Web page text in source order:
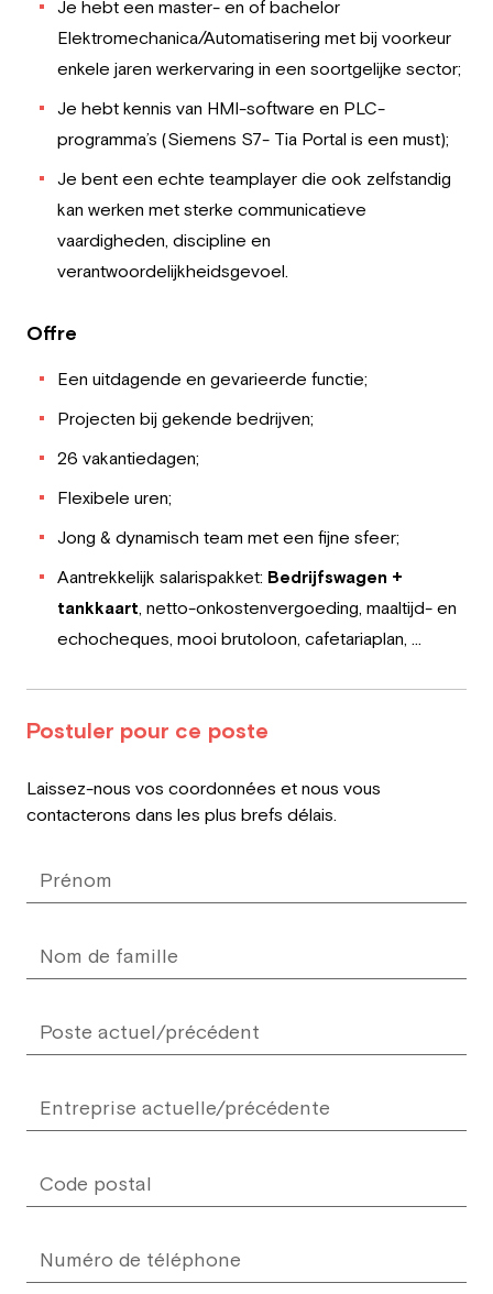
Je hebt een master- en of bachelor
Elektromechanica/Automatisering met bij voorkeur
enkele jaren werkervaring in een soortgelijke sector;
Je hebt kennis van HMI-software en PLC-
programma’s (Siemens S7- Tia Portal is een must);
Je bent een echte teamplayer die ook zelfstandig
kan werken met sterke communicatieve
vaardigheden, discipline en
verantwoordelijkheidsgevoel.
Offre
Een uitdagende en gevarieerde functie;
Projecten bij gekende bedrijven;
26 vakantiedagen;
Flexibele uren;
Jong & dynamisch team met een fijne sfeer;
Aantrekkelijk salarispakket: Bedrijfswagen +
tankkaart, netto-onkostenvergoeding, maaltijd- en
echocheques, mooi brutoloon, cafetariaplan, …
Postuler pour ce poste
Laissez-nous vos coordonnées et nous vous
contacterons dans les plus brefs délais.